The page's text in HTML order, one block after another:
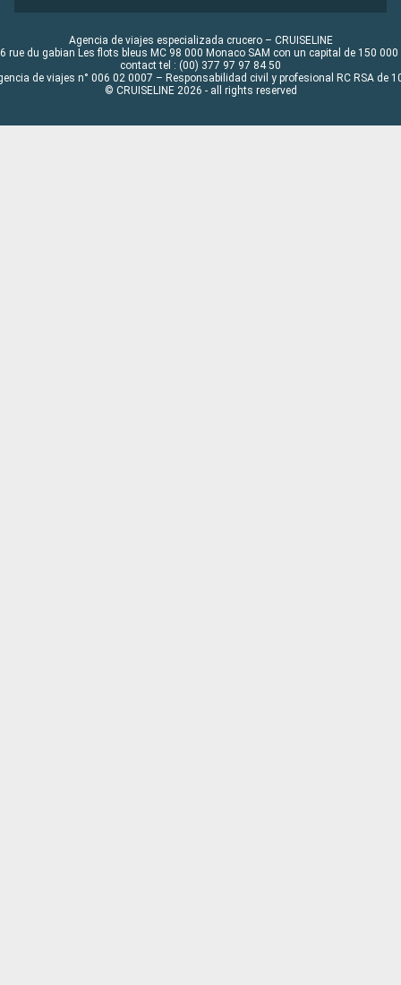
Agencia de viajes especializada crucero – CRUISELINE
rue du gabian Les flots bleus MC 98 000 Monaco SAM con un capital de 150 000
contact tel : (00) 377 97 97 84 50
de viajes n° 006 02 0007 – Responsabilidad civil y profesional RC RSA de
© CRUISELINE 2026 - all rights reserved